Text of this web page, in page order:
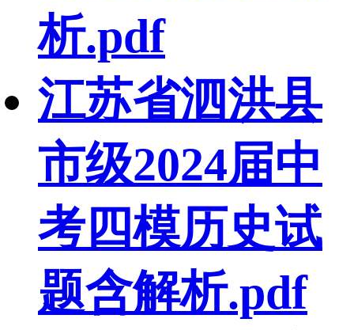
析.pdf
江苏省泗洪县
市级2024届中
考四模历史试
题含解析.pdf